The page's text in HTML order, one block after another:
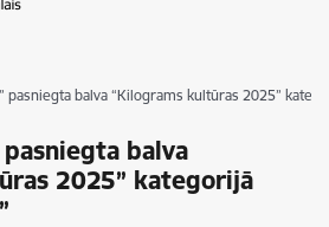
pasniegta balva “Kilograms kultūras 2025”
pasniegta balva
2025” kategorijā